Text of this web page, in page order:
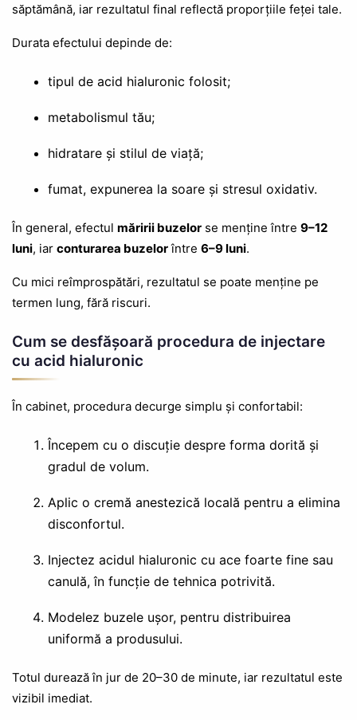
săptămână, iar rezultatul final reflectă proporțiile feței tale.
Durata efectului depinde de:
tipul de acid hialuronic folosit;
metabolismul tău;
hidratare și stilul de viață;
fumat, expunerea la soare și stresul oxidativ.
În general, efectul măririi buzelor se menține între 9–12
luni, iar conturarea buzelorîntre 6–9 luni.
Cu mici reîmprospătări, rezultatul se poate menține pe
termen lung, fără riscuri.
Cum se desfășoară procedura de injectare
cu acid hialuronic
În cabinet, procedura decurge simplu și confortabil:
Începem cu o discuție despre forma dorită și
gradul de volum.
Aplic o cremă anestezică locală pentru a elimina
disconfortul.
Injectez acidul hialuronic cu ace foarte fine sau
canulă, în funcție de tehnica potrivită.
Modelez buzele ușor, pentru distribuirea
uniformă a produsului.
Totul durează în jur de 20–30 de minute, iar rezultatul este
vizibil imediat.